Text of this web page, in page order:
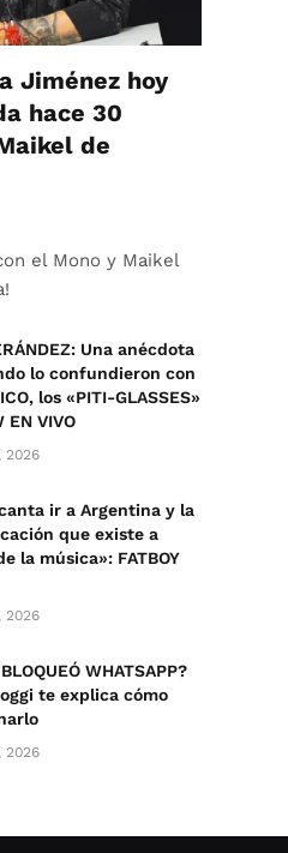
Jiménez hoy
hace 30
de
el Mono y Maikel
Una anécdota
lo confundieron con
los «PITI-GLASSES»
EN VIVO
2026
ir a Argentina y la
que existe a
la música»: FATBOY
2026
WHATSAPP?
te explica cómo
2026